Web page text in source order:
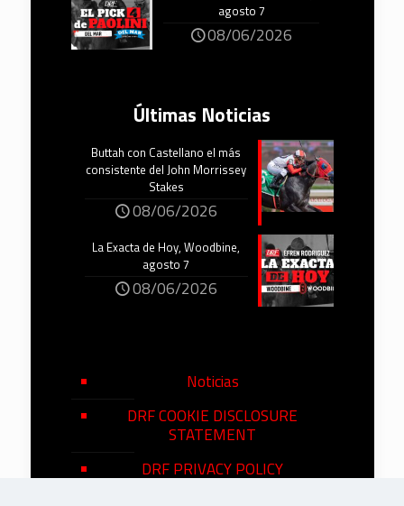
agosto 7
08/06/2026
Últimas Noticias
Buttah con Castellano el más
consistente del John Morrissey
Stakes
08/06/2026
La Exacta de Hoy, Woodbine,
agosto 7
08/06/2026
Noticias
DRF COOKIE DISCLOSURE
STATEMENT
DRF PRIVACY POLICY